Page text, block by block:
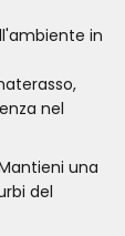
in
nel
una
del